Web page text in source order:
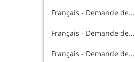
Français - Demande de...
Français - Demande de...
Français - Demande de...